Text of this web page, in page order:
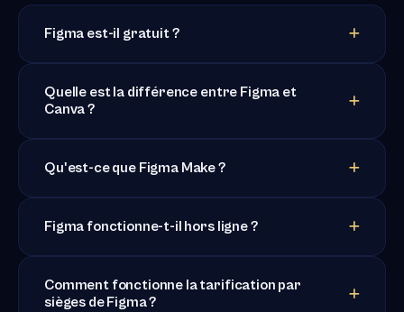
Figma est-il gratuit ?
Quelle est la différence entre Figma et
Canva ?
Qu'est-ce que Figma Make ?
Figma fonctionne-t-il hors ligne ?
Comment fonctionne la tarification par
sièges de Figma ?